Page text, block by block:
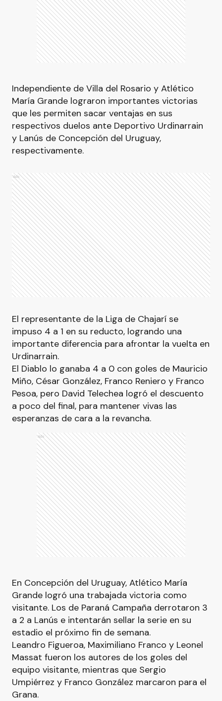
Independiente de Villa del Rosario y Atlético
María Grande lograron importantes victorias
que les permiten sacar ventajas en sus
respectivos duelos ante Deportivo Urdinarrain
y Lanús de Concepción del Uruguay,
respectivamente.
Ads
El representante de la Liga de Chajarí se
impuso 4 a 1 en su reducto, logrando una
importante diferencia para afrontar la vuelta en
Urdinarrain.
El Diablo lo ganaba 4 a 0 con goles de Mauricio
Miño, César González, Franco Reniero y Franco
Pesoa, pero David Telechea logró el descuento
a poco del final, para mantener vivas las
esperanzas de cara a la revancha.
Ads
En Concepción del Uruguay, Atlético María
Grande logró una trabajada victoria como
visitante. Los de Paraná Campaña derrotaron 3
a 2 a Lanús e intentarán sellar la serie en su
estadio el próximo fin de semana.
Leandro Figueroa, Maximiliano Franco y Leonel
Massat fueron los autores de los goles del
equipo visitante, mientras que Sergio
Umpiérrez y Franco González marcaron para el
Grana.